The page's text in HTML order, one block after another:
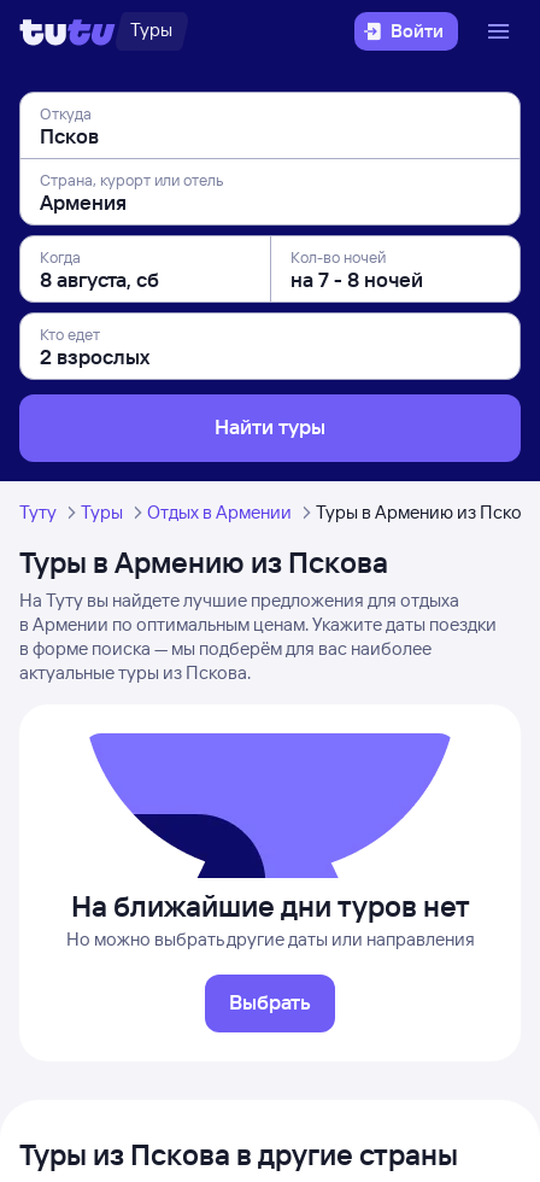
Туры Войти
Откуда
Страна, курорт или отель
Когда Кол-во ночей
Кто едет
Найти туры
Туту Туры Отдых в Армении Туры в Армению из Пскова
Туры в Армению из Пскова
На Туту вы найдете лучшие предложения для отдыха
в Армении по оптимальным ценам. Укажите даты поездки
в форме поиска — мы подберём для вас наиболее
актуальные туры из Пскова.
На ближайшие дни туров нет
Но можно выбрать другие даты или направления
Выбрать
Туры из Пскова в другие страны